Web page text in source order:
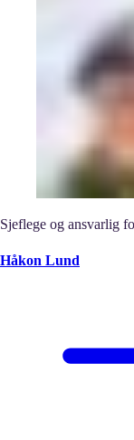
Sjeflege og ansvarlig
Håkon Lund